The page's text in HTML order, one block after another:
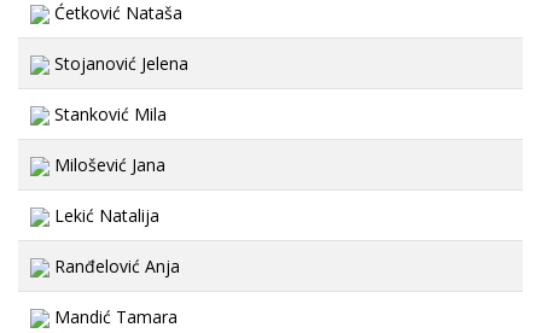
Ćetković Nataša
Stojanović Jelena
Stanković Mila
Milošević Jana
Lekić Natalija
Ranđelović Anja
Mandić Tamara